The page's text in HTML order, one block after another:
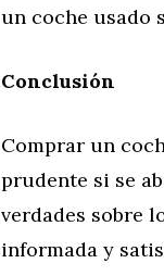
un coche usado
Conclusión
Comprar un
prudente si se
verdades sobre
informada y